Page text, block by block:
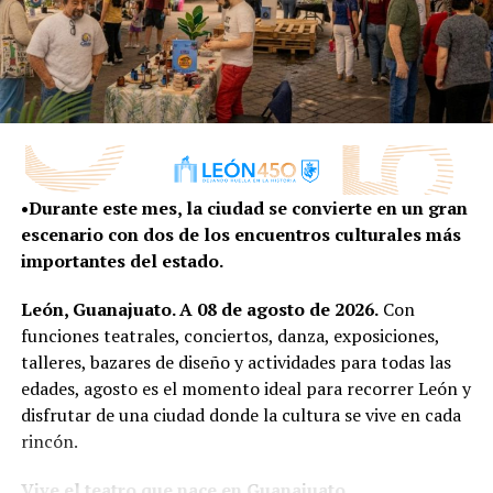
El presidente municipal, indicó que es una zona que se
fue convirtiendo en comercial debido a los negocios de
diversos giros instalados, además de ser una zona de
casas habitación.
“Es en la transición donde está conservar la identidad, y
La inversión gestionada por la Dirección de Turismo y
estatal y municipal se reactiva las zonas económicas y
•Durante este mes, la ciudad se convierte en un gran
escenario con dos de los encuentros culturales más
importantes del estado.
León, Guanajuato. A 08 de agosto de 2026.Con
funciones teatrales, conciertos, danza, exposiciones,
talleres, bazares de diseño y actividades para todas las
edades, agosto es el momento ideal para recorrer León y
disfrutar de una ciudad donde la cultura se vive en cada
rincón.